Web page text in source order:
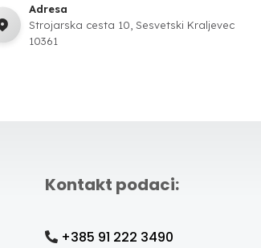
Adresa
Strojarska cesta 10, Sesvetski Kraljevec
10361
Kontakt podaci:
+385 91 222 3490